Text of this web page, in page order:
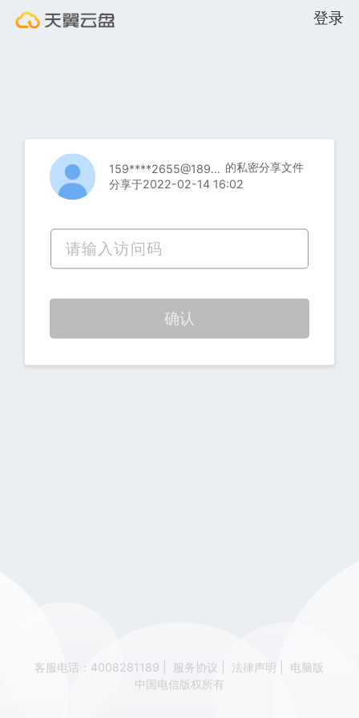
登录
159****2655@189.cn 的私密分享文件
分享于2022-02-14 16:02
确认
客服电话：4008281189 服务协议 法律声明
电脑版
中国电信版权所有